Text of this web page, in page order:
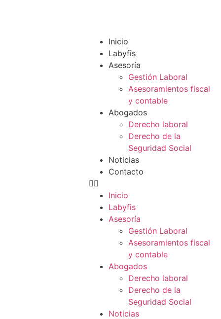
Inicio
Labyfis
Asesoría
Gestión Laboral
Asesoramientos fiscal
y contable
Abogados
Derecho laboral
Derecho de la
Seguridad Social
Noticias
Contacto
Inicio
Labyfis
Asesoría
Gestión Laboral
Asesoramientos fiscal
y contable
Abogados
Derecho laboral
Derecho de la
Seguridad Social
Noticias